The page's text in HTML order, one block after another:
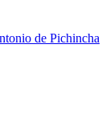
de Pichincha